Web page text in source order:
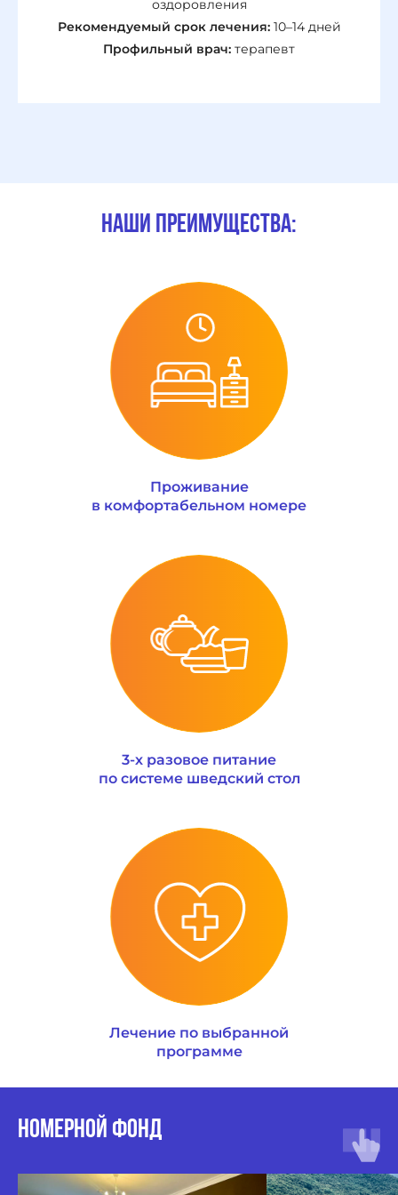
оздоровления
Рекомендуемый срок лечения:10–14 дней
Профильный врач: терапевт
Наши преимущества:
Проживание
в комфортабельном номере
3-х разовое питание
по системе шведский стол
Лечение по выбранной
программе
Номерной фонд